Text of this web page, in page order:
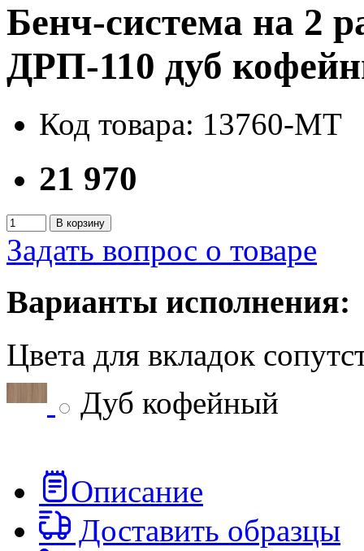
Бенч-система на 2
ДРП-110 дуб
Код товара: 13760-MT
21 970
В корзину
Задать вопрос о товаре
Варианты исполнения:
Цвета для вкладок
Дуб кофейный
Описание
Доставить образцы